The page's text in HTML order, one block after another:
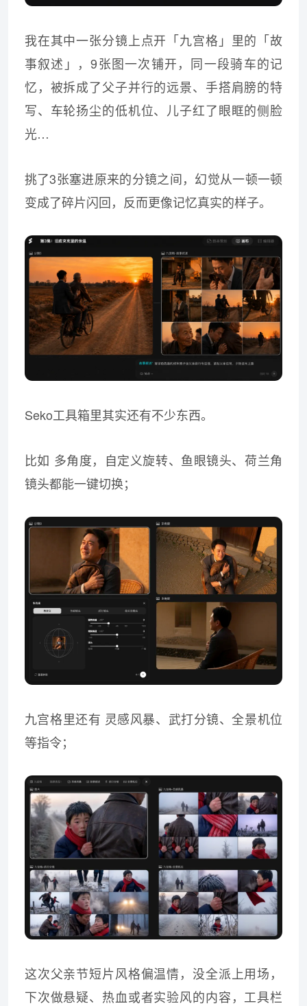
我在其中一张分镜上点开「九宫格」里的「故
事叙述」，9张图一次铺开，同一段骑车的记
忆，被拆成了父子并行的远景、手搭肩膀的特
写、车轮扬尘的低机位、儿子红了眼眶的侧脸
光…
挑了3张塞进原来的分镜之间，幻觉从一顿一顿
变成了碎片闪回，反而更像记忆真实的样子。
Seko工具箱里其实还有不少东西。
比如 多角度，自定义旋转、鱼眼镜头、荷兰角
镜头都能一键切换；
九宫格里还有 灵感风暴、武打分镜、全景机位
等指令；
这次父亲节短片风格偏温情，没全派上用场，
下次做悬疑、热血或者实验风的内容，工具栏